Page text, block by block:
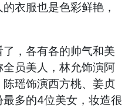
衣服也是色彩鲜艳，
，各有各的帅气和美
员美人，林允饰演阿
瑶饰演西方桃、姜贞
多的4位美女，妆造很